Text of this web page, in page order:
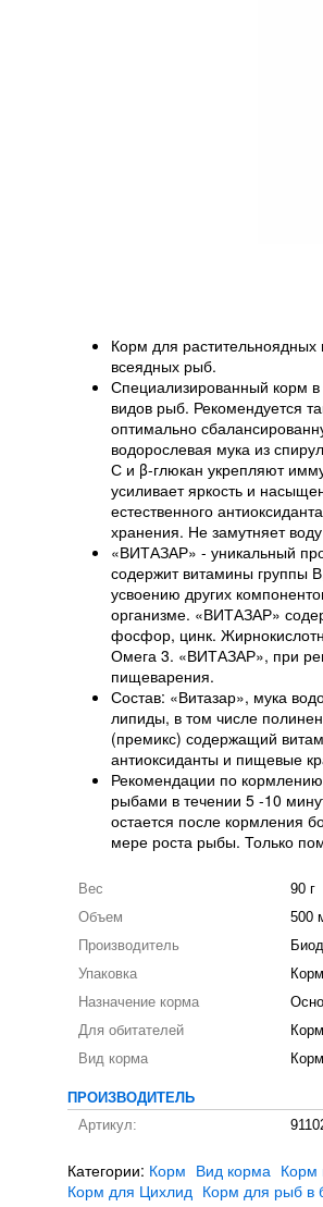
Корм для растительноядных
всеядных рыб.
Специализированный корм
видов рыб. Рекомендуется
оптимально
водорослевая мука из
С и β-глюкан укрепляют
усиливает яркость и
естественного
хранения. Не замутняет
«ВИТАЗАР» - уникальный
содержит витамины группы
усвоению других
организме. «ВИТАЗАР»
фосфор, цинк.
Омега 3. «ВИТАЗАР», при
пищеварения.
Состав: «Витазар», мука
липиды, в том числе
(премикс) содержащий
антиоксиданты и пищевые
Рекомендации по
рыбами в течении 5 -10
остается после кормления
мере роста рыбы. Только
Вес
90 г
Объем
500
Производитель
Упаковка
Назначение корма
Для обитателей
Вид корма
ПРОИЗВОДИТЕЛЬ
Артикул:
Категории: Корм Вид корма Корм
Корм для Цихлид Корм для рыб в